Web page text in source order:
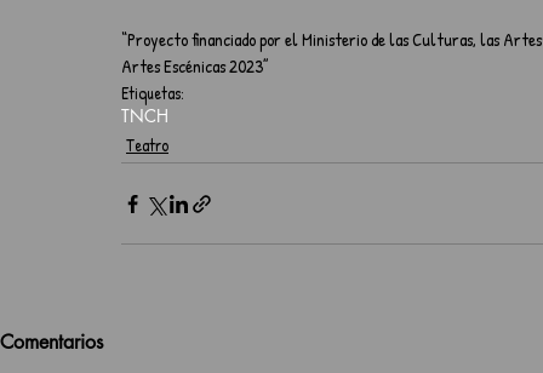
“Proyecto financiado por el Ministerio de las Culturas, las
Artes Escénicas 2023”
Etiquetas:
TNCH
Teatro
Comentarios